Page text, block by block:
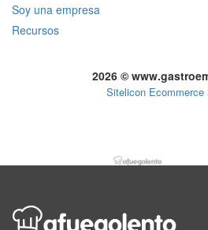
Soy una empresa
Recursos
2026 ©
Sitelicon Ecommerce